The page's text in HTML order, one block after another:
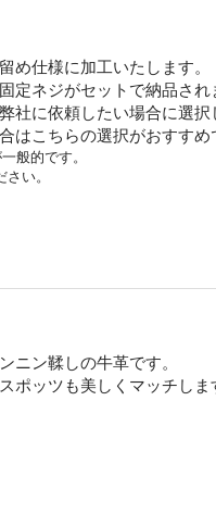
め仕様に加工いたします。
ネジがセットで納品され
に依頼したい場合に選択
こちらの選択がおすすめ
般的です。
い。
ニン鞣しの牛革です。
ポッツも美しくマッチしま